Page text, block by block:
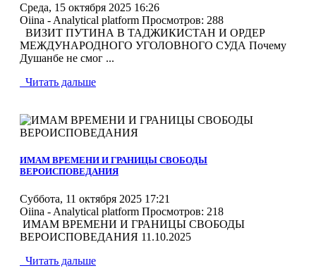
Среда, 15 октября 2025 16:26
Oiina - Analytical platform Просмотров: 288
ВИЗИТ ПУТИНА В ТАДЖИКИСТАН И ОРДЕР
МЕЖДУНАРОДНОГО УГОЛОВНОГО СУДА Почему
Душанбе не смог ...
Читать дальше
ИМАМ ВРЕМЕНИ И ГРАНИЦЫ СВОБОДЫ
ВЕРОИСПОВЕДАНИЯ
Суббота, 11 октября 2025 17:21
Oiina - Analytical platform Просмотров: 218
ИМАМ ВРЕМЕНИ И ГРАНИЦЫ СВОБОДЫ
ВЕРОИСПОВЕДАНИЯ 11.10.2025
Читать дальше